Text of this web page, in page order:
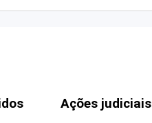
Ações judiciais